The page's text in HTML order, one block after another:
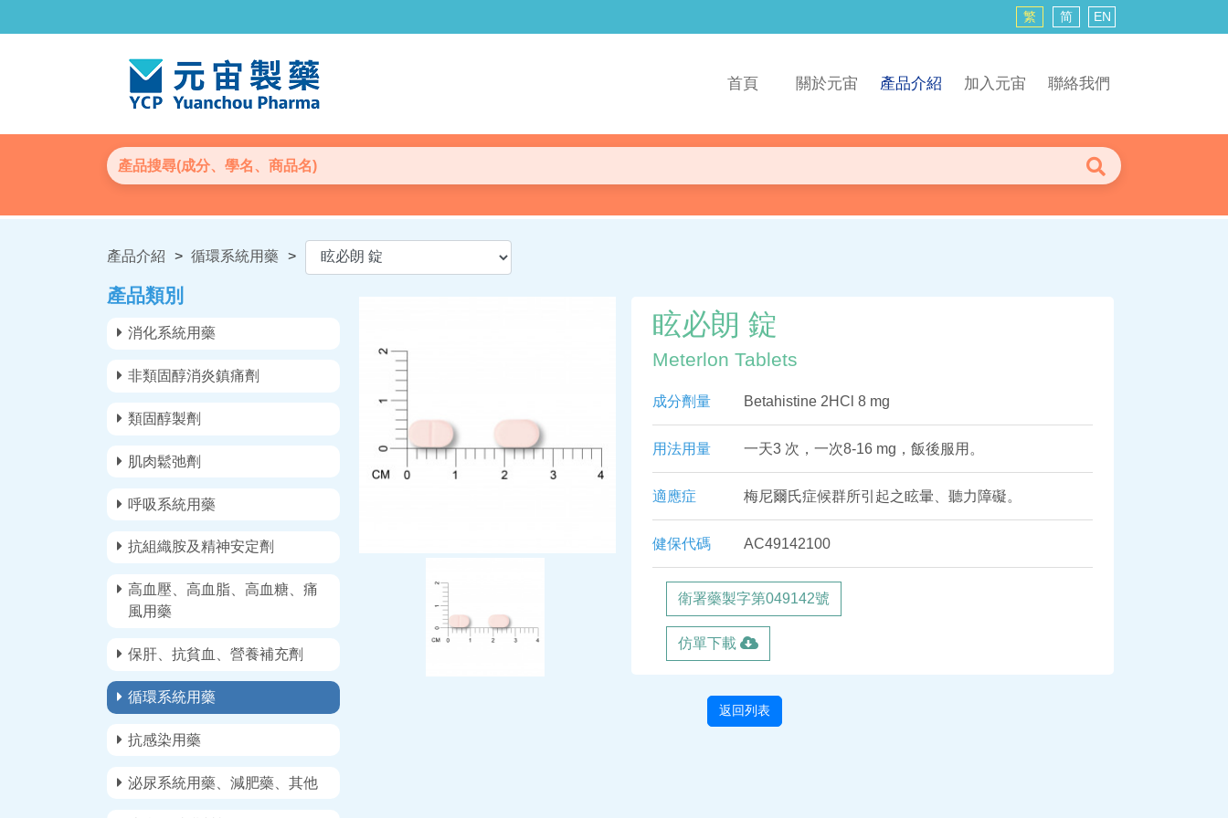
繁 简 EN
首頁 關於元宙 產品介紹 加入元宙 聯絡我們
產品介紹 > 循環系統用藥 >
眩必朗 錠
Meterlon Tablets
成分劑量 Betahistine 2HCl 8 mg
用法用量 一天3 次，一次8-16 mg，飯後服用。
適應症 梅尼爾氏症候群所引起之眩暈、聽力障礙。
健保代碼 AC49142100
衛署藥製字第049142號
仿單下載
返回列表
產品類別
消化系統用藥
非類固醇消炎鎮痛劑
類固醇製劑
肌肉鬆弛劑
呼吸系統用藥
抗組織胺及精神安定劑
高血壓、高血脂、高血糖、痛
風用藥
保肝、抗貧血、營養補充劑
循環系統用藥
抗感染用藥
泌尿系統用藥、減肥藥、其他